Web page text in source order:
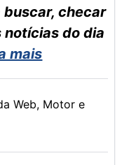
checar
notícias do dia
mais
Web, Motor e